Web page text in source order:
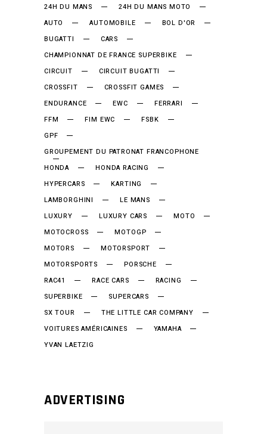
24H DU MANS
24H DU MANS MOTO
AUTO
AUTOMOBILE
BOL D'OR
BUGATTI
CARS
CHAMPIONNAT DE FRANCE SUPERBIKE
CIRCUIT
CIRCUIT BUGATTI
CROSSFIT
CROSSFIT GAMES
ENDURANCE
EWC
FERRARI
FFM
FIM EWC
FSBK
GPF
GROUPEMENT DU PATRONAT FRANCOPHONE
HONDA
HONDA RACING
HYPERCARS
KARTING
LAMBORGHINI
LE MANS
LUXURY
LUXURY CARS
MOTO
MOTOCROSS
MOTOGP
MOTORS
MOTORSPORT
MOTORSPORTS
PORSCHE
RAC41
RACE CARS
RACING
SUPERBIKE
SUPERCARS
SX TOUR
THE LITTLE CAR COMPANY
VOITURES AMÉRICAINES
YAMAHA
YVAN LAETZIG
ADVERTISING